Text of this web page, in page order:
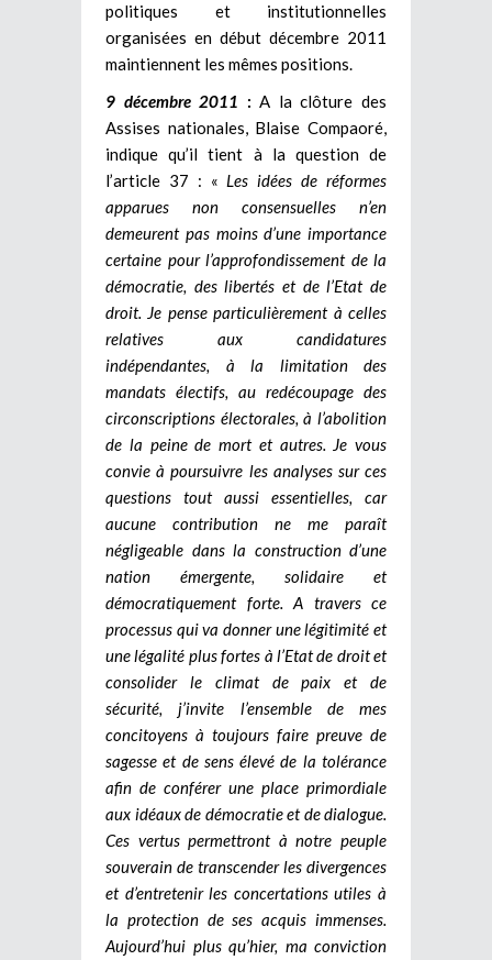
politiques et institutionnelles
organisées en début décembre 2011
maintiennent les mêmes positions.
9 décembre 2011 : A la clôture des
Assises nationales, Blaise Compaoré,
indique qu’il tient à la question de
l’article 37 : « Les idées de réformes
apparues non consensuelles n’en
demeurent pas moins d’une importance
certaine pour l’approfondissement de la
démocratie, des libertés et de l’Etat de
droit. Je pense particulièrement à celles
relatives aux candidatures
indépendantes, à la limitation des
mandats électifs, au redécoupage des
circonscriptions électorales, à l’abolition
de la peine de mort et autres. Je vous
convie à poursuivre les analyses sur ces
questions tout aussi essentielles, car
aucune contribution ne me paraît
négligeable dans la construction d’une
nation émergente, solidaire et
démocratiquement forte. A travers ce
processus qui va donner une légitimité et
une légalité plus fortes à l’Etat de droit et
consolider le climat de paix et de
sécurité, j’invite l’ensemble de mes
concitoyens à toujours faire preuve de
sagesse et de sens élevé de la tolérance
afin de conférer une place primordiale
aux idéaux de démocratie et de dialogue.
Ces vertus permettront à notre peuple
souverain de transcender les divergences
et d’entretenir les concertations utiles à
la protection de ses acquis immenses.
Aujourd’hui plus qu’hier, ma conviction